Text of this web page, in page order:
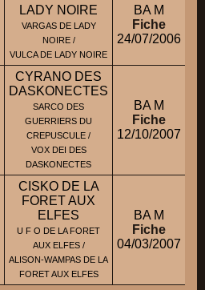
LADY NOIRE
VARGAS DE LADY
NOIRE /
VULCA DE LADY NOIRE
BA M
Fiche
24/07/2006
CYRANO DES
DASKONECTES
SARCO DES
GUERRIERS DU
CREPUSCULE /
VOX DEI DES
DASKONECTES
BA M
Fiche
12/10/2007
CISKO DE LA
FORET AUX
ELFES
U F O DE LA FORET
AUX ELFES /
ALISON-WAMPAS DE LA
FORET AUX ELFES
BA M
Fiche
04/03/2007